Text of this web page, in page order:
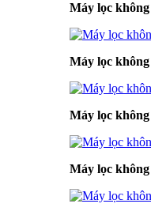
Máy lọc
Máy lọc
Máy lọc
Máy lọc